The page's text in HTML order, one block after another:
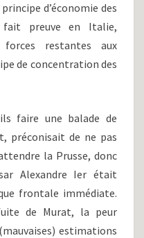
d’économie des
preuve en Italie,
restantes aux
de concentration des
faire une balade de
préconisait de ne pas
la Prusse, donc
Alexandre Ier était
frontale immédiate.
de Murat, la peur
estimations